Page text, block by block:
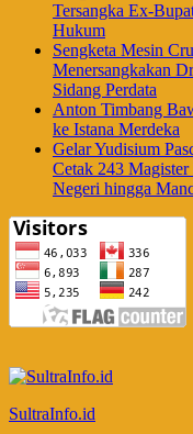
Tersangka Ex-
Hukum
Sengketa Mesin
Menersangkakan
Sidang Perdata
Anton Timbang
ke Istana Merdeka
Gelar Yudisium
Cetak 243
Negeri hingga
SultraInfo.id